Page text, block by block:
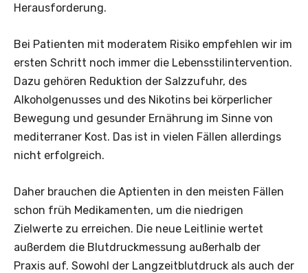
Herausforderung.
Bei Patienten mit moderatem Risiko empfehlen wir im
ersten Schritt noch immer die Lebensstilintervention.
Dazu gehören Reduktion der Salzzufuhr, des
Alkoholgenusses und des Nikotins bei körperlicher
Bewegung und gesunder Ernährung im Sinne von
mediterraner Kost. Das ist in vielen Fällen allerdings
nicht erfolgreich.
Daher brauchen die Aptienten in den meisten Fällen
schon früh Medikamenten, um die niedrigen
Zielwerte zu erreichen. Die neue Leitlinie wertet
außerdem die Blutdruckmessung außerhalb der
Praxis auf. Sowohl der Langzeitblutdruck als auch der